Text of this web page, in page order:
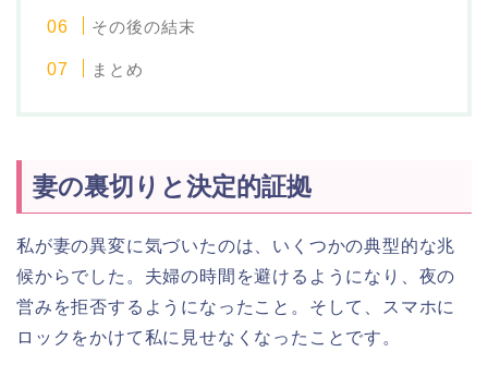
その後の結末
まとめ
妻の裏切りと決定的証拠
私が妻の異変に気づいたのは、いくつかの典型的な兆
候からでした。夫婦の時間を避けるようになり、夜の
営みを拒否するようになったこと。そして、スマホに
ロックをかけて私に見せなくなったことです。